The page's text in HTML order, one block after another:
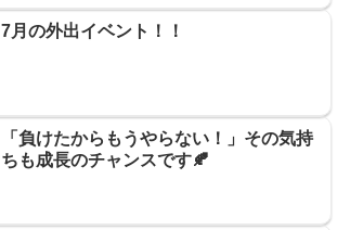
7月の外出イベント！！
「負けたからもうやらない！」その気持
ちも成長のチャンスです🍂